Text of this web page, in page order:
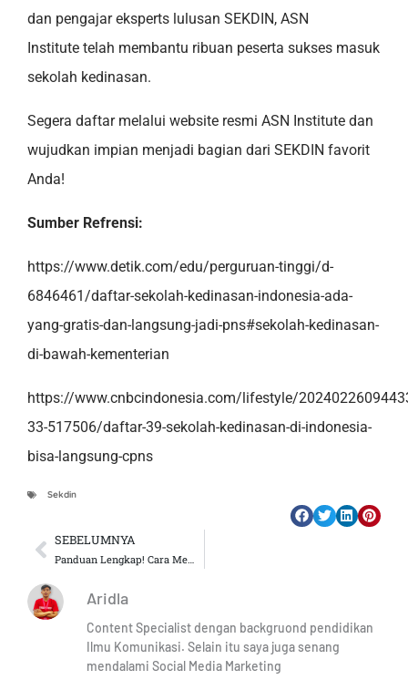
dan pengajar eksperts lulusan SEKDIN, ASN
Institute telah membantu ribuan peserta sukses masuk
sekolah kedinasan.
Segera daftar melalui website resmi ASN Institute dan
wujudkan impian menjadi bagian dari SEKDIN favorit
Anda!
Sumber Refrensi:
https://www.detik.com/edu/perguruan-tinggi/d-
6846461/daftar-sekolah-kedinasan-indonesia-ada-
yang-gratis-dan-langsung-jadi-pns#sekolah-kedinasan-
di-bawah-kementerian
https://www.cnbcindonesia.com/lifestyle/
33-517506/daftar-39-sekolah-kedinasan-di-indonesia-
bisa-langsung-cpns
Sekdin
Prev
SEBELUMNYA
Panduan Lengkap! Cara Membuat Akun DIKDIN BKN Untuk Daftar Sekolah Kedinasan
Aridla
Content Specialist dengan backgruond pendidikan
Ilmu Komunikasi. Selain itu saya juga senang
mendalami Social Media Marketing